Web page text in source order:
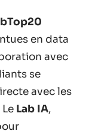
en data
avec
se
avec les
Lab IA,